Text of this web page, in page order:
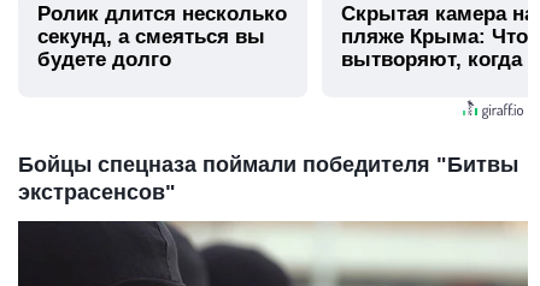
Ролик длится несколько
секунд, а смеяться вы
будете долго
Скрытая камера на
пляже Крыма: Что
вытворяют, когда
Бойцы спецназа поймали победителя "Битвы
экстрасенсов"